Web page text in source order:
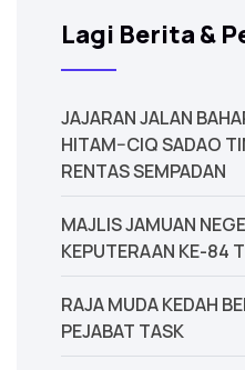
Lagi Berita &
JAJARAN JALAN
HITAM–CIQ SADAO
RENTAS SEMPADAN
MAJLIS JAMUAN
KEPUTERAAN KE-84
‎RAJA MUDA KEDAH
PEJABAT TASK